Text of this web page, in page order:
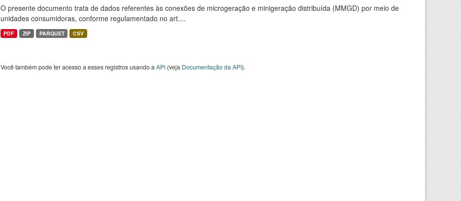
O presente documento trata de dados referentes às conexões de microgeração e minigeração distribuída (MMGD) por meio de
unidades consumidoras, conforme regulamentado no art....
PDF ZIP PARQUET CSV
Você também pode ter acesso a esses registros usando a API(veja Documentação da API).